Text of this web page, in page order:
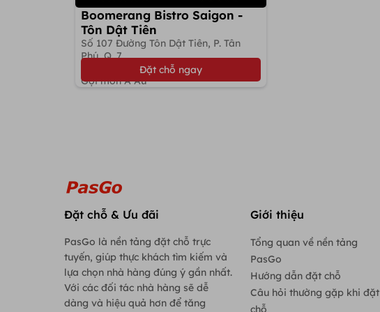
Boomerang Bistro Saigon -
Tôn Dật Tiên
Số 107 Đường Tôn Dật Tiên, P. Tân
Phú, Q. 7
Đặt bàn giữ chỗ
Gọi món Á Âu
Đặt chỗ ngay
Đặt chỗ & Ưu đãi
PasGo là nền tảng đặt chỗ trực
tuyến, giúp thực khách tìm kiếm và
lựa chọn nhà hàng đúng ý gần nhất.
Với các đối tác nhà hàng sẽ dễ
dàng và hiệu quả hơn để tăng
Giới thiệu
Tổng quan về nền tảng
PasGo
Hướng dẫn đặt chỗ
Câu hỏi thường gặp khi đặt
chỗ